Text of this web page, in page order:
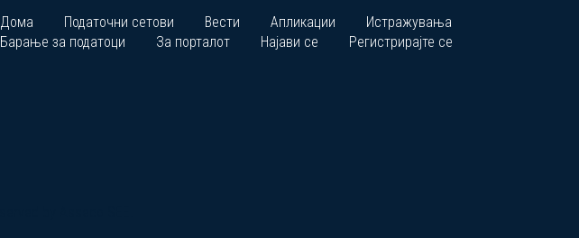
Дома Податочни сетови Вести Апликации
Истражувања
Барање за податоци
За порталот Најави се Регистрирајте се